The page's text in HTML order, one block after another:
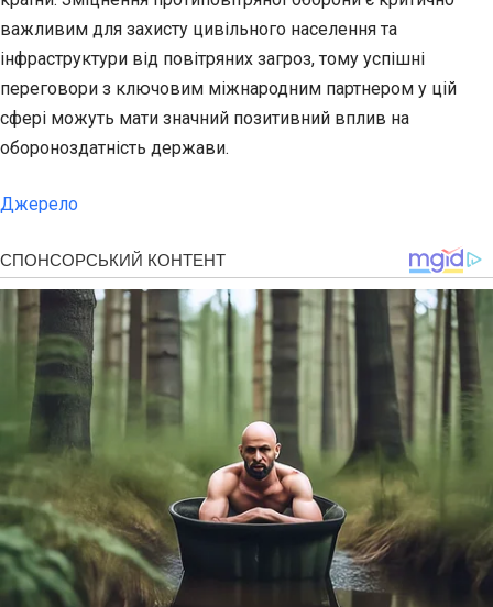
важливим для захисту цивільного населення та
інфраструктури від повітряних загроз, тому успішні
переговори з ключовим міжнародним партнером у цій
сфері можуть мати значний позитивний вплив на
обороноздатність держави.
Джерело